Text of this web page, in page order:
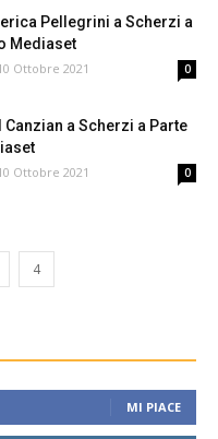
Pellegrini a Scherzi a
Mediaset
Ottobre 2021 0
Canzian a Scherzi a Parte
Ottobre 2021 0
4
MI PIACE